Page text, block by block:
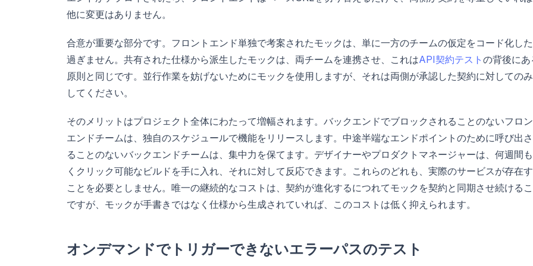
他に変更はありません。
合意が重要な部分です。フロントエンド単独で考案されたモックは、単に一方のチームの仮定をコード化し
過ぎません。共有された仕様から派生したモックは、両チームを連携させ、これはAPI契約テスト の背後にあ
原則と同じです。並行作業を妨げないためにモックを使用しますが、それは両側が承認した契約に対しての
してください。
そのメリットはプロジェクト全体にわたって増幅されます。バックエンドでブロックされることのないフロン
エンドチームは、独自のスケジュールで機能をリリースします。中途半端なエンドポイントのために呼び出
ることのないバックエンドチームは、集中力を保てます。デザイナーやプロダクトマネージャーは、何週間
くクリック可能なビルドを手に入れ、それに対して反応できます。これらのどれも、実際のサービスが存在
ことを必要としません。唯一の継続的なコストは、契約が進化するにつれてモックを契約と同期させ続ける
ですが、モックが手書きではなく仕様から生成されていれば、このコストは低く抑えられます。
オンデマンドでトリガーできないエラーパスのテスト